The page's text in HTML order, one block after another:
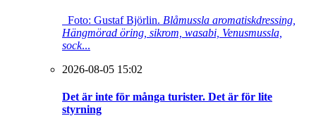
Foto: Gustaf Björlin. Blåmussla aromatiskdressing,
Hängmörad öring, sikrom, wasabi, Venusmussla,
sock...
2026-08-05 15:02
Det är inte för många turister. Det är för lite
styrning